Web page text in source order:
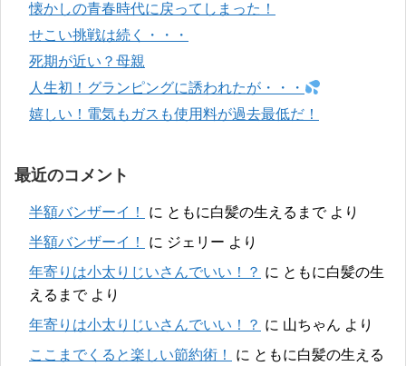
懐かしの青春時代に戻ってしまった！
せこい挑戦は続く・・・
死期が近い？母親
人生初！グランピングに誘われたが・・・
嬉しい！電気もガスも使用料が過去最低だ！
最近のコメント
半額バンザーイ！ に ともに白髪の生えるまでより
半額バンザーイ！
に ジェリー より
年寄りは小太りじいさんでいい！？ に ともに白髪の生
えるまでより
年寄りは小太りじいさんでいい！？ に 山ちゃん より
ここまでくると楽しい節約術！
に ともに白髪の生える